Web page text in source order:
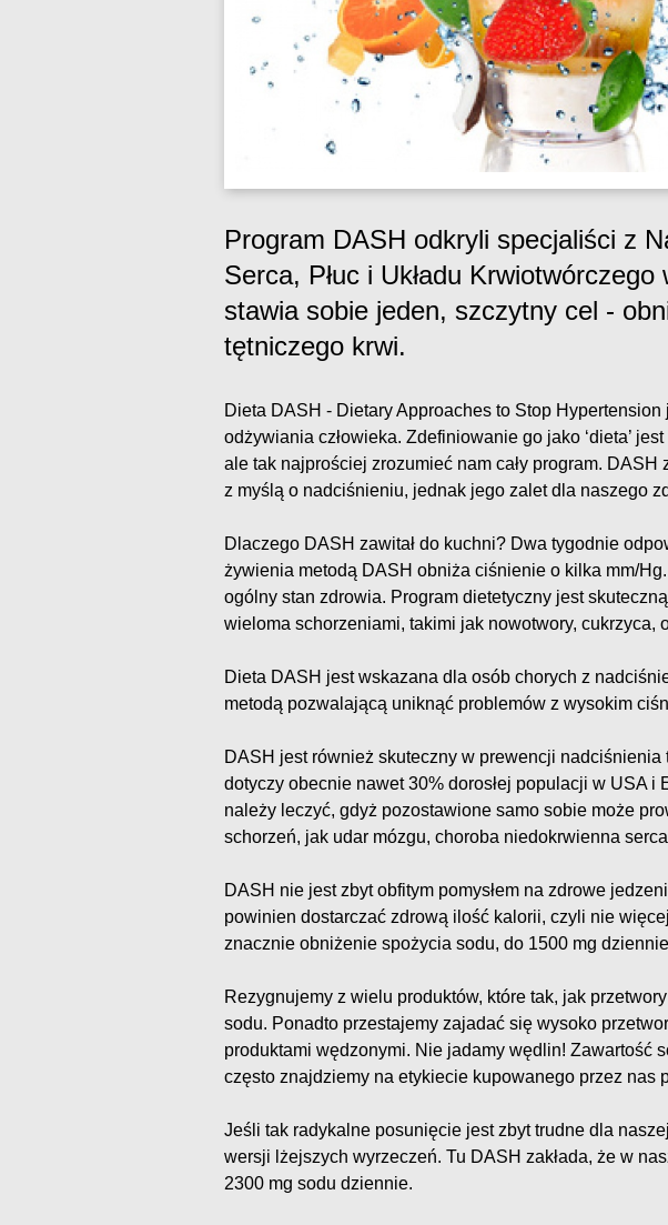
Program DASH odkryli specjaliści z
Serca, Płuc i Układu
stawia sobie jeden, szczytny cel -
tętniczego krwi.
Dieta DASH - Dietary Approaches to Stop
odżywiania człowieka. Zdefiniowanie go jako ‘dieta’
ale tak najprościej zrozumieć nam cały program. DASH
z myślą o nadciśnieniu, jednak jego zalet dla naszego
Dlaczego DASH zawitał do kuchni? Dwa tygodnie
żywienia metodą DASH obniża ciśnienie o kilka mm/
ogólny stan zdrowia. Program dietetyczny jest
wieloma schorzeniami, takimi jak nowotwory, cukrzyca,
Dieta DASH jest wskazana dla osób chorych z
metodą pozwalającą uniknąć problemów z wysokim
DASH jest również skuteczny w prewencji nadciśnienia
dotyczy obecnie nawet 30% dorosłej populacji w USA i
należy leczyć, gdyż pozostawione samo sobie może
schorzeń, jak udar mózgu, choroba niedokrwienna
DASH nie jest zbyt obfitym pomysłem na zdrowe
powinien dostarczać zdrową ilość kalorii, czyli nie
znacznie obniżenie spożycia sodu, do 1500 mg
Rezygnujemy z wielu produktów, które tak, jak
sodu. Ponadto przestajemy zajadać się wysoko
produktami wędzonymi. Nie jadamy wędlin! Zawartość
często znajdziemy na etykiecie kupowanego przez nas
Jeśli tak radykalne posunięcie jest zbyt trudne dla
wersji lżejszych wyrzeczeń. Tu DASH zakłada, że w
2300 mg sodu dziennie.